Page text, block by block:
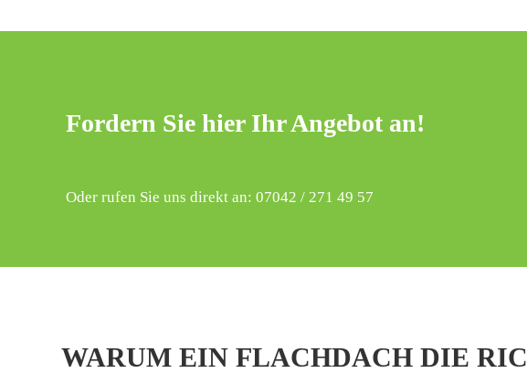
Fordern Sie hier Ihr Angebot an!
Oder rufen Sie uns direkt an: 07042 / 271 49 57
WARUM EIN FLACHDACH DIE